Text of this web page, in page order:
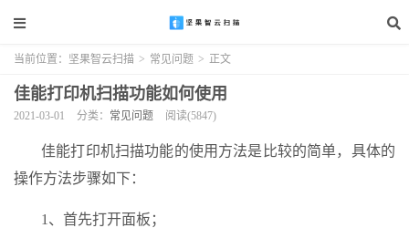
当前位置： 坚果智云扫描 > 常见问题 > 正文
佳能打印机扫描功能如何使用
2021-03-01 分类： 常见问题 阅读(5847)
佳能打印机扫描功能的使用方法是比较的简单，具体的
操作方法步骤如下：
1、首先打开面板；